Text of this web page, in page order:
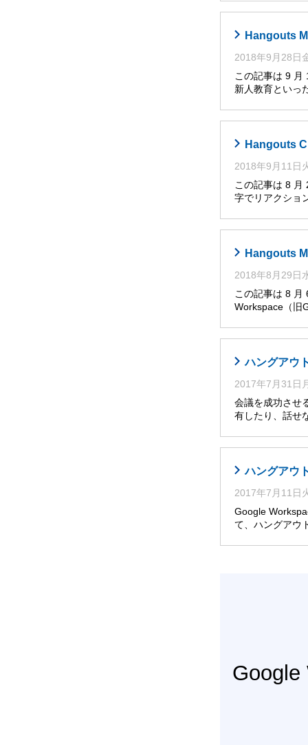
Hangouts
2018年9月28日
この記事は 9 月
新人教育といっ
Hangouts
2018年9月11日
この記事は 8 月
字でリアクショ
Hangouts
2018年8月29日
この記事は 8 月
Workspace（旧
ハングアウ
2017年7月31日
会議を成功させ
有したり、話せ
ハングアウ
2017年7月11日
Google
て、ハングアウ
Google